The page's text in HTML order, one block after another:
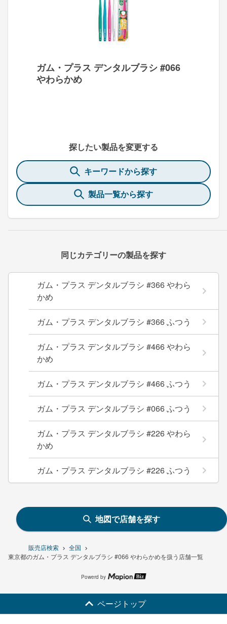
販売店検索
全国
東京都のガム・プラス デンタルブラシ #066 やわらかめを扱う店舗一覧
ガム・プラス デンタルブラシ #066
やわらかめ
探したい製品を変更する
キーワードから探す
製品一覧から探す
同じカテゴリーの製品を探す
ガム・プラス デンタルブラシ #366 やわら
かめ
ガム・プラス デンタルブラシ #366 ふつう
ガム・プラス デンタルブラシ #466 やわら
かめ
ガム・プラス デンタルブラシ #466 ふつう
ガム・プラス デンタルブラシ #066 ふつう
ガム・プラス デンタルブラシ #226 やわら
かめ
ガム・プラス デンタルブラシ #226 ふつう
地図で店舗を探す
Powerd by
ページトップ